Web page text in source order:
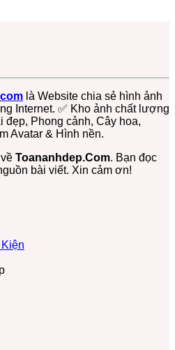
Gấu
Trúc,
Gấu
Dâu,
Gấu
Bông
Free
là Website chia sẻ hình ảnh
Internet. ✅ Kho ảnh chất lượng
đẹp, Phong cảnh, Cây hoa,
Avatar & Hình nền.
Toananhdep.Com. Bạn đọc
bài viết. Xin cảm ơn!